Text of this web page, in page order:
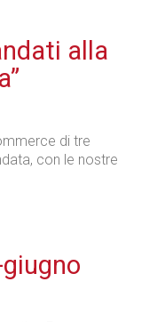
alla
di tre
con le nostre